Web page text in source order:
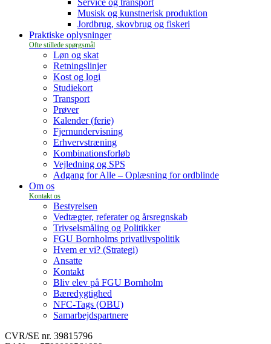
Musisk og kunstnerisk produktion
Jordbrug, skovbrug og fiskeri
Praktiske oplysninger
Løn og skat
Retningslinjer
Kost og logi
Studiekort
Transport
Prøver
Kalender (ferie)
Fjernundervisning
Erhvervstræning
Kombinationsforløb
Vejledning og SPS
Adgang for Alle – Oplæsning for ordblinde
Om os
Bestyrelsen
Vedtægter, referater og årsregnskab
Trivselsmåling og Politikker
FGU Bornholms privatlivspolitik
Hvem er vi? (Strategi)
Ansatte
Kontakt
Bliv elev på FGU Bornholm
Bæredygtighed
NFC-Tags (OBU)
Samarbejdspartnere
CVR/SE nr. 39815796